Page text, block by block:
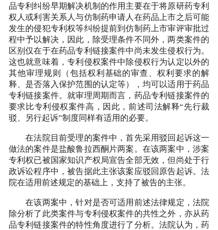
品专利纠纷早期解决机制的作用主要在于将原研药专利
权人或利害关系人与仿制药申请人在药品上市之后可能
发生的侵犯专利权等纠纷提前到仿制药上市审评审批过
程中予以解决，因此，除受理条件不同外，两类案件的
区别仅在于在药品专利链接案件中尚未发生侵权行为。
这也就意味着，专利侵权案件中除侵权行为认定以外的
其他审理规则（包括权利基础的审查、权利要求的解
释、是否落入保护范围的认定等），均可以适用于药品
专利链接案件。就审理周期而言，药品专利链接案件的
要求比专利侵权案件高，因此，前述司法解释“先行裁
驳、另行起诉”制度同样有适用的必要。
在法院目前受理的案件中，首先采用驳回起诉这一
做法的案件是盐酸鲁拉西酮片两案。在该两案中，涉案
专利权已被国家知识产权局宣告全部无效，但尚处于行
政诉讼程序中，被告据此主张该案应驳回原告起诉。法
院在适用前述规定的基础上，支持了被告的主张。
在该两案中，针对是否可适用前述法律规定，法院
除分析了此类案件与专利侵权案件的共性之外，亦从药
品专利链接案件的特性角度进行了分析。法院认为，药